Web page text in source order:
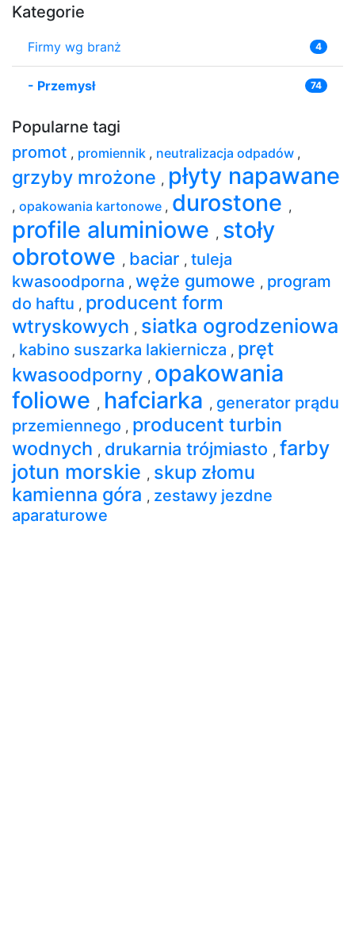
Kategorie
Firmy wg branż 4
- Przemysł 74
Popularne tagi
promot , promiennik , neutralizacja odpadów ,
grzyby mrożone , płyty napawane
, opakowania kartonowe , durostone ,
profile aluminiowe , stoły
obrotowe , baciar , tuleja
kwasoodporna , węże gumowe , program
do haftu , producent form
wtryskowych , siatka ogrodzeniowa
, kabino suszarka lakiernicza , pręt
kwasoodporny , opakowania
foliowe , hafciarka , generator prądu
przemiennego , producent turbin
wodnych , drukarnia trójmiasto , farby
jotun morskie , skup złomu
kamienna góra , zestawy jezdne
aparaturowe